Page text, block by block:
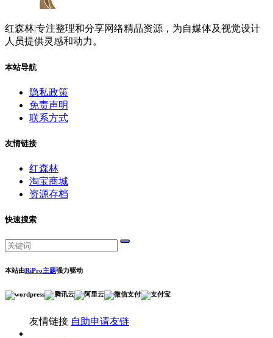
红森林|专注整理和分享网络精品资源，为自媒体及视觉设计
人员提供灵感和动力。
本站导航
隐私政策
免责声明
联系方式
友情链接
红森林
淘宝商城
资源存档
快速搜索
本站由RiPro主题强力驱动
友情链接 自助申请友链